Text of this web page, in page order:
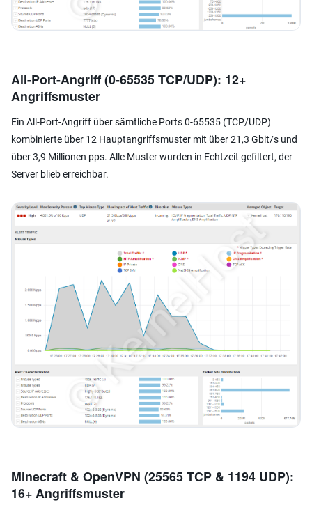
All-Port-Angriff (0-65535 TCP/UDP): 12+
Angriffsmuster
Ein All-Port-Angriff über sämtliche Ports 0-65535 (TCP/UDP)
kombinierte über 12 Hauptangriffsmuster mit über 21,3 Gbit/s und
über 3,9 Millionen pps. Alle Muster wurden in Echtzeit gefiltert, der
Server blieb erreichbar.
Minecraft & OpenVPN (25565 TCP & 1194 UDP):
16+ Angriffsmuster